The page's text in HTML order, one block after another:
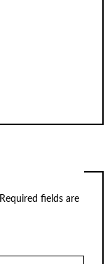
Required fields are